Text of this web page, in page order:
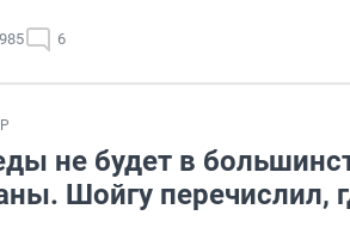
6
не будет в
Шойгу перечислил,